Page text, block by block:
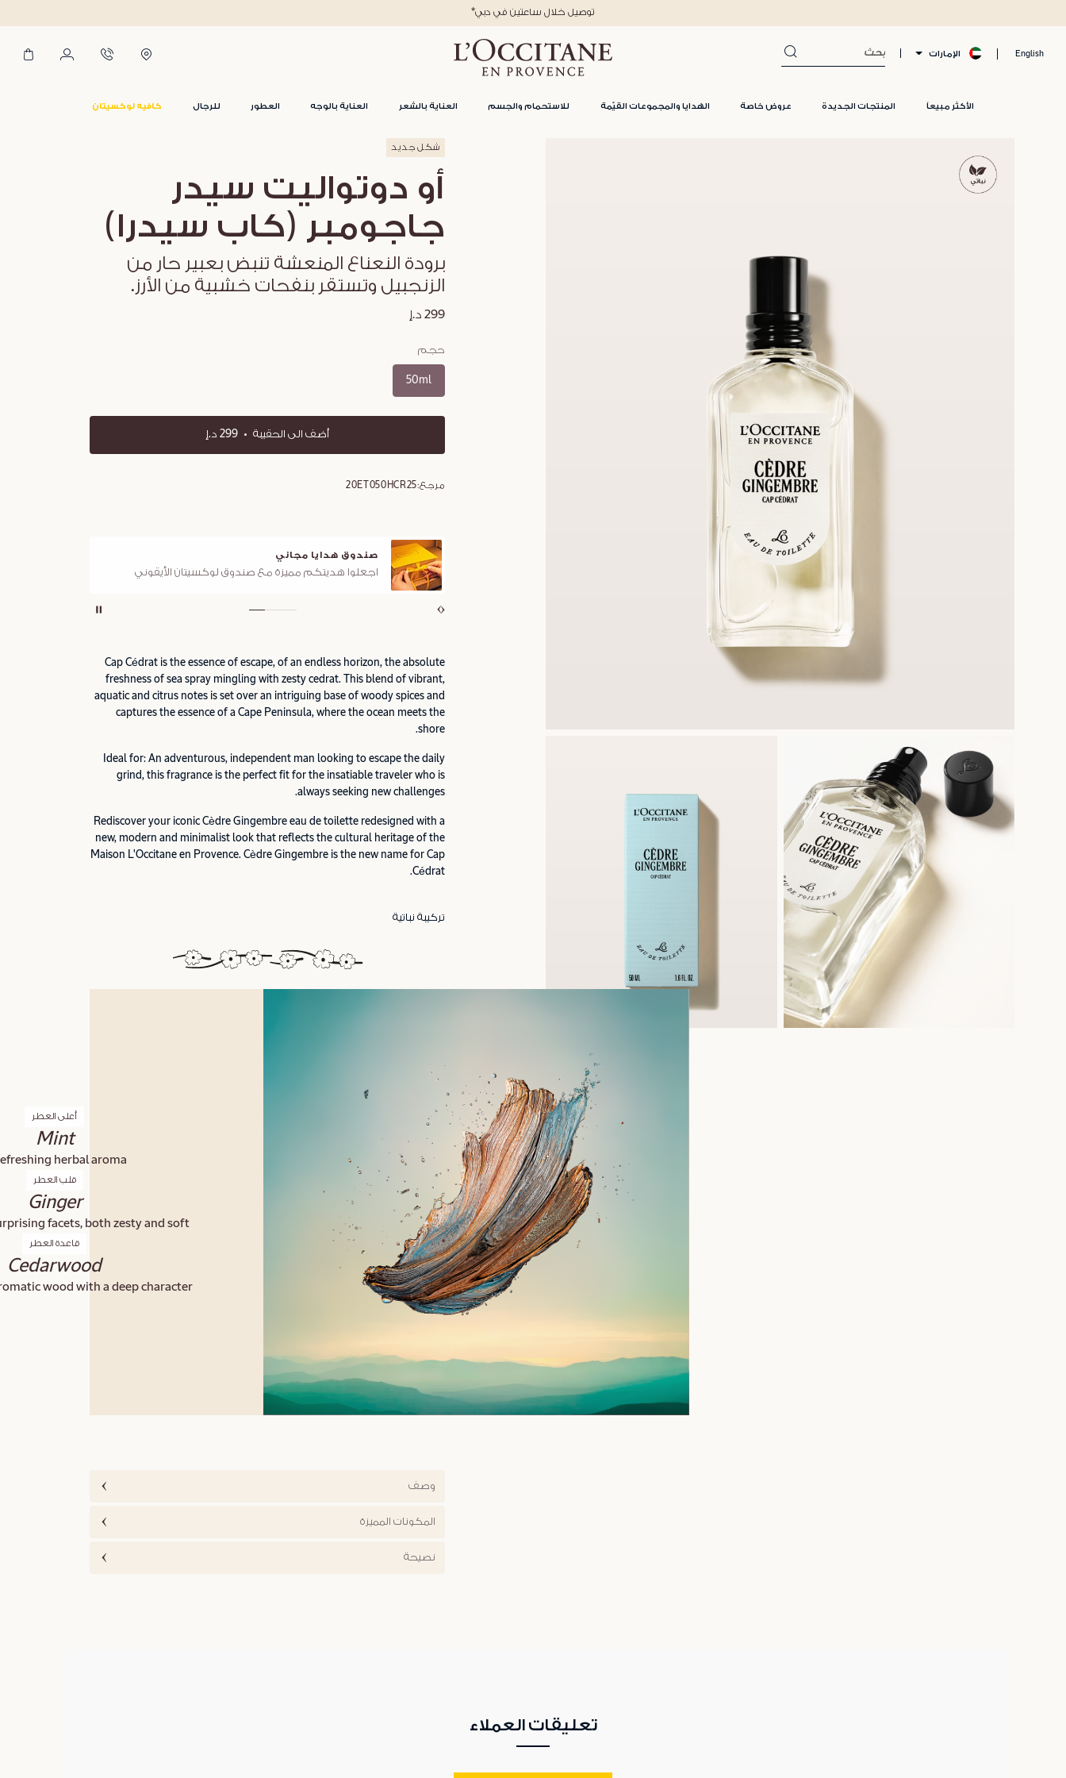
English الإمارات
الأكثر مبيعاً المنتجات الجديدة عروض خاصة الهدايا والمجموعات القيّمة للاستحمام والجسم العناية بالشعر العناية بالوجه العطور للرجال كافيه لوكسيتان
*توصيل خلال ساعتين في دبي
شكل جديد
أو دوتواليت سيدر
جاجومبر (كاب سيدرا)
برودة النعناع المنعشة تنبض بعبير حار من
الزنجبيل وتستقر بنفحات خشبية من الأرز.
299 د.إ
حجم
50ml
أضف الى الحقيبة 299 د.إ
مرجع:20ET050HCR25
اجعلوا هديتكم مميزة مع صندوق لوكسيتان الأيقوني لجميع الطلبات فوق 249 د.إ
Cap Cédrat is the essence of escape, of an endless horizon, the absolute
freshness of sea spray mingling with zesty cedrat. This blend of vibrant,
aquatic and citrus notes is set over an intriguing base of woody spices and
captures the essence of a Cape Peninsula, where the ocean meets the
shore.
Ideal for: An adventurous, independent man looking to escape the daily
grind, this fragrance is the perfect fit for the insatiable traveler who is
always seeking new challenges.
Rediscover your iconic Cèdre Gingembre eau de toilette redesigned with a
new, modern and minimalist look that reflects the cultural heritage of the
Maison L'Occitane en Provence. Cèdre Gingembre is the new name for Cap
Cédrat.
تركيبة نباتية
أعلى العطر
Mint
herbal aroma.
قلب العطر
Ginger
facets, both zesty and soft.
قاعدة العطر
Cedarwood
wood with a deep character.
وصف
المكونات المميزة
نصيحة
تعليقات العملاء